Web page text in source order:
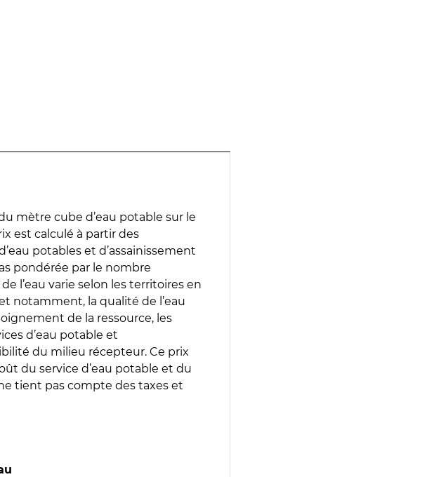
mètre cube d’eau potable sur le
est calculé à partir des
potables et d’assainissement
pondérée par le nombre
l’eau varie selon les territoires en
notamment, la qualité de l’eau
de la ressource, les
d’eau potable et
du milieu récepteur. Ce prix
du service d’eau potable et du
tient pas compte des taxes et